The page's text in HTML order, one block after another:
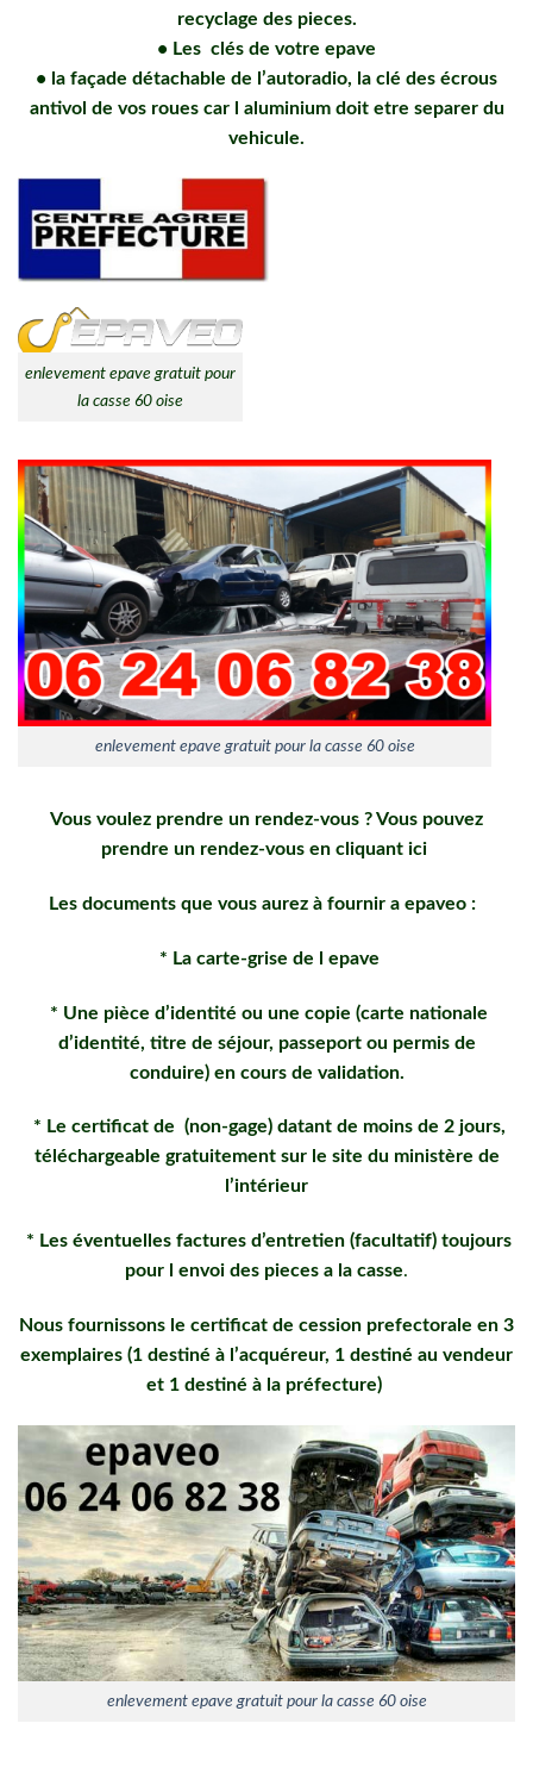
recyclage des pieces.
• Les clés de votre epave
• la façade détachable de l’autoradio, la clé des écrous
antivol de vos roues car l aluminium doit etre separer du
vehicule.
enlevement epave gratuit pour
la casse 60 oise
enlevement epave gratuit pour la casse 60 oise
Vous voulez prendre un rendez-vous ? Vous pouvez
prendre un rendez-vous en cliquant ici
Les documents que vous aurez à fournir a epaveo :
* La carte-grise de l epave
* Une pièce d’identité ou une copie (carte nationale
d’identité, titre de séjour, passeport ou permis de
conduire) en cours de validation.
* Le certificat de (non-gage) datant de moins de 2 jours,
téléchargeable gratuitement sur le site du ministère de
l’intérieur
* Les éventuelles factures d’entretien (facultatif) toujours
pour l envoi des pieces a la casse.
Nous fournissons le certificat de cession prefectorale en 3
exemplaires (1 destiné à l’acquéreur, 1 destiné au vendeur
et 1 destiné à la préfecture)
enlevement epave gratuit pour la casse 60 oise